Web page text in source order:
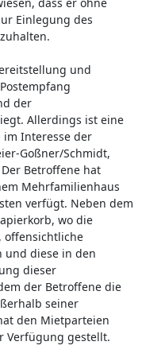
Einlegung des
und
der
Allerdings ist eine
im Interesse der
Goßner/Schmidt,
Der Betroffene hat
Mehrfamilienhaus
verfügt. Neben dem
wo die
offensichtliche
und diese in den
dieser
der Betroffene die
seiner
den Mietparteien
Verfügung gestellt.